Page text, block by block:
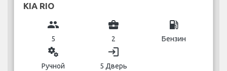
KIA RIO
group
5
business_center
2
local_gas_station
Бензин
miscellaneous_services
Ручной
login
5 Дверь